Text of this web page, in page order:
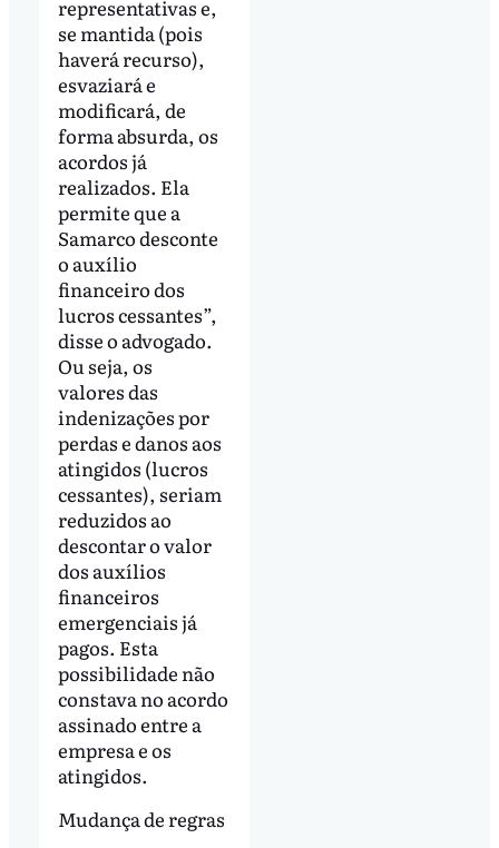
representativas e,
se mantida (pois
haverá recurso),
esvaziará e
modificará, de
forma absurda, os
acordos já
realizados. Ela
permite que a
Samarco desconte
o auxílio
financeiro dos
lucros cessantes”,
disse o advogado.
Ou seja, os
valores das
indenizações por
perdas e danos aos
atingidos (lucros
cessantes), seriam
reduzidos ao
descontar o valor
dos auxílios
financeiros
emergenciais já
pagos. Esta
possibilidade não
constava no acordo
assinado entre a
empresa e os
atingidos.
Mudança de regras